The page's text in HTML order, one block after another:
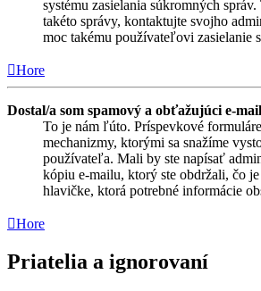
systému zasielania súkromných
takéto správy, kontaktujte svojho
moc takému používateľovi zasielanie
Hore
Dostal/a som spamový a obťažujúci e-
To je nám ľúto. Príspevkové
mechanizmy, ktorými sa snažíme
používateľa. Mali by ste napísať
kópiu e-mailu, ktorý ste obdržali, čo
hlavičke, ktorá potrebné informácie
Hore
Priatelia a ignorovaní